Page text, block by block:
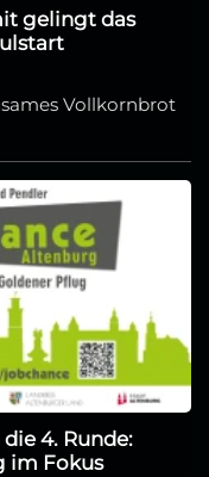
gelingt das
Vollkornbrot
4. Runde:
im Fokus